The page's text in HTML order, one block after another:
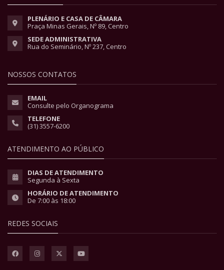
PLENÁRIO E CASA DE CÂMARA
Praça Minas Gerais, Nº 89, Centro
SEDE ADMINISTRATIVA
Rua do Seminário, Nº 237, Centro
NOSSOS CONTATOS
EMAIL
Consulte pelo Organograma
TELEFONE
(31) 3557-6200
ATENDIMENTO AO PÚBLICO
DIAS DE ATENDIMENTO
Segunda à Sexta
HORÁRIO DE ATENDIMENTO
De 7:00 às 18:00
REDES SOCIAIS